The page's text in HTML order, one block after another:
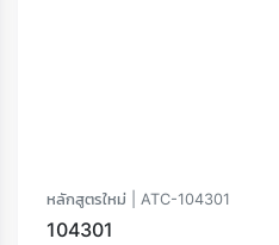
หลักสูตรใหม่ | ATC-104301
104301